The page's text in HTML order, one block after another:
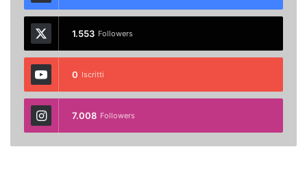
1.553 Followers
0 Iscritti
7.008 Followers